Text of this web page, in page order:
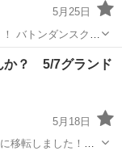
5月25日
ラ
＆柔軟からはじま
い事デビ
か？ 5/7グランド
5月18日
移転しました！新